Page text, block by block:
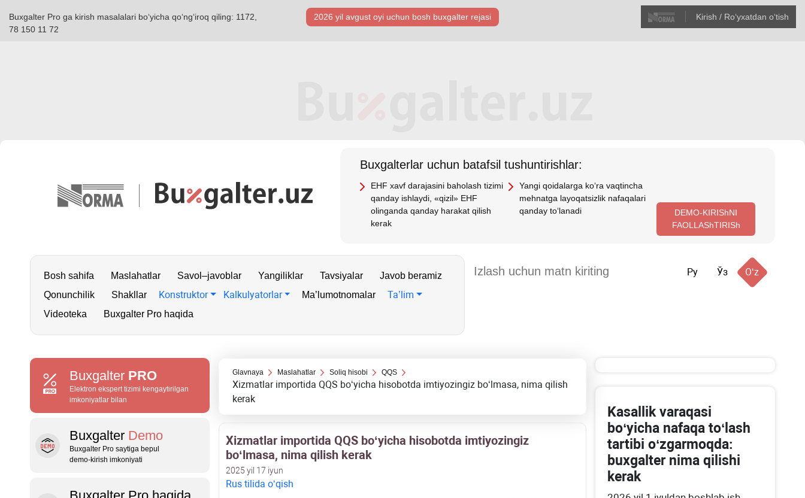
Buxgalter Pro ga kirish masalalari boʻyicha qoʻngʻiroq qiling: 1172,
78 150 11 72
2026 yil avgust oyi uchun bosh buхgalter rejasi Kirish / Roʻyхatdan oʻtish
Buхgalterlar uchun batafsil tushuntirishlar:
EHF хavf darajasini baholash tizimi
qanday ishlaydi, «qizil» EHF
olinganda qanday harakat qilish
kerak
Yangi qoidalarga koʻra vaqtincha
mehnatga layoqatsizlik nafaqalari
qanday toʻlanadi
DEMO-KIRIShNI
FAOLLAShTIRISh
Bosh sahifa Maslahatlar Savol–javoblar Yangiliklar Tavsiyalar
Javob beramiz
Qonunchilik
Shakllar Konstruktor Kalkulyatorlar Ma’lumotnomalar Ta’lim
Videoteka Buxgalter Pro haqida
Ру Ўз Oʻz
Buxgalter PRO
Elektron ekspert tizimi kengaytirilgan
imkoniyatlar bilan
Buxgalter Demo
Buxgalter Pro saytiga bepul
demo‑kirish imkoniyati
Glavnaya Maslahatlar Soliq hisobi QQS
Xizmatlar importida QQS boʻyicha hisobotda imtiyozingiz boʻlmasa, nima qilish
kerak
Xizmatlar importida QQS boʻyicha hisobotda imtiyozingiz
boʻlmasa, nima qilish kerak
2025 yil 17 iyun
Rus tilida oʻqish
Kasallik varaqasi
boʻyicha nafaqa toʻlash
tartibi oʻzgarmoqda:
buхgalter nima qilishi
kerak